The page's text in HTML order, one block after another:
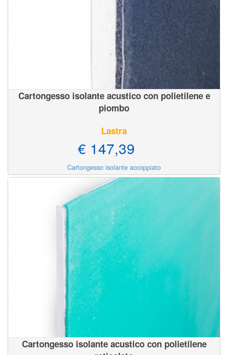
Cartongesso isolante acustico con polietilene e
piombo
Lastra
€ 147,39
Cartongesso isolante accoppiato
Cartongesso isolante acustico con polietilene